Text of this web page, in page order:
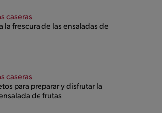
caseras
la frescura de las ensaladas de
caseras
para preparar y disfrutar la
de frutas